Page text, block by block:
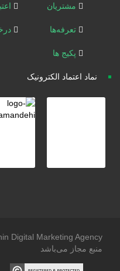
مشتریان
تعرفه‌ها
پکیج ها
نماد اعتماد الکترونیک
منبع مجاز می‌باشد